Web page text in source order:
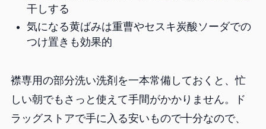
干しする
気になる黄ばみは重曹やセスキ炭酸ソーダでの
つけ置きも効果的
襟専用の部分洗い洗剤を一本常備しておくと、忙
しい朝でもさっと使えて手間がかかりません。ド
ラッグストアで手に入る安いもので十分なので、